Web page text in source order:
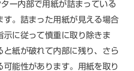
ー内部で用紙が詰まっている
す。詰まった用紙が見える場合
示に従って慎重に取り除きま
と紙が破れて内部に残り、さら
可能性があります。用紙を取り